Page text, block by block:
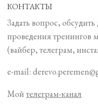
КОНТАКТЫ
Задать вопрос,
проведения тренингов
(вайбер, телеграм,
e-mail:
Мой телеграм-канал